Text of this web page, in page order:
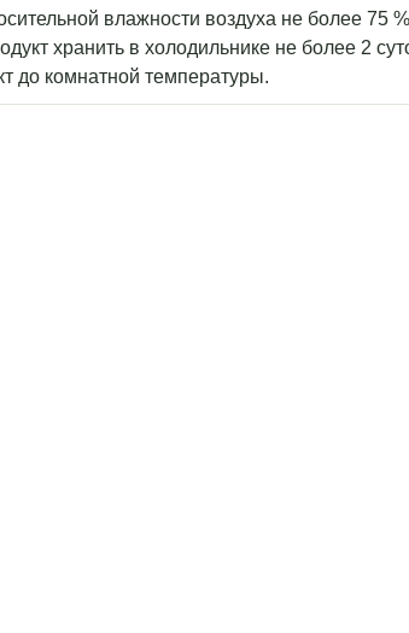
влажности воздуха не более 75
хранить в холодильнике не более 2
до комнатной температуры.